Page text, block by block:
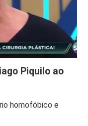
Piquilo ao
homofóbico e